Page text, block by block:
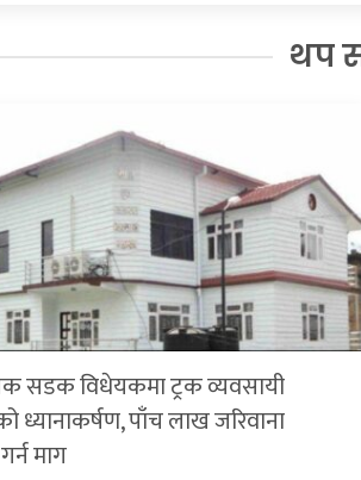
थप
सडक विधेयकमा ट्रक व्यवसायी
ध्यानाकर्षण, पाँच लाख जरिवाना
माग